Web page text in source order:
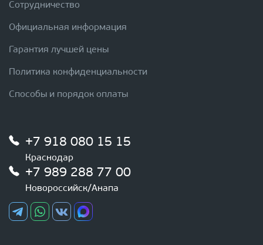
Сотрудничество
Официальная информация
Гарантия лучшей цены
Политика конфиденциальности
Способы и порядок оплаты
+7 918 080 15 15
Краснодар
+7 989 288 77 00
Новороссийск/Анапа